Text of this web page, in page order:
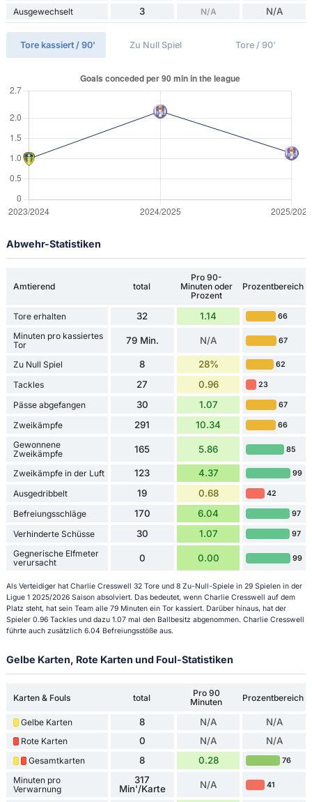
Ausgewechselt 3 N/A N/A
Tore kassiert / 90' Zu Null Spiel Tore / 90'
Abwehr-Statistiken
Amtierend total
Pro 90-
Minuten oder
Prozent
Prozentbereich
Tore erhalten 32 1.14 66
Minuten pro kassiertes
Tor
79 Min. N/A 67
Zu Null Spiel 8 28% 62
Tackles 27 0.96 23
Pässe abgefangen 30 1.07 67
Zweikämpfe 291 10.34 66
Gewonnene
Zweikämpfe
165 5.86 85
Zweikämpfe in der Luft 123 4.37 99
Ausgedribbelt 19 0.68 42
Befreiungsschläge 170 6.04 97
Verhinderte Schüsse 30 1.07 97
Gegnerische Elfmeter
verursacht
0 0.00 99
Als Verteidiger hat Charlie Cresswell 32 Tore und 8 Zu-Null-Spiele in 29 Spielen in der
Ligue 1 2025/2026 Saison absolviert. Das bedeutet, wenn Charlie Cresswell auf dem
Platz steht, hat sein Team alle 79 Minuten ein Tor kassiert. Darüber hinaus, hat der
Spieler 0.96 Tackles und dazu 1.07 mal den Ballbesitz abgenommen. Charlie Cresswell
führte auch zusätzlich 6.04 Befreiungsstöße aus.
Gelbe Karten, Rote Karten und Foul-Statistiken
Karten & Fouls total
Pro 90
Minuten
Prozentbereich
Gelbe Karten 8 N/A N/A
Rote Karten 0 N/A N/A
Gesamtkarten 8 0.28 76
Minuten pro
Verwarnung
317
Min'/Karte
N/A 41